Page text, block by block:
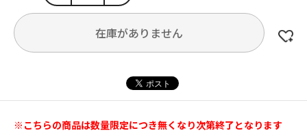
在庫がありません
※こちらの商品は数量限定につき無くなり次第終了となります